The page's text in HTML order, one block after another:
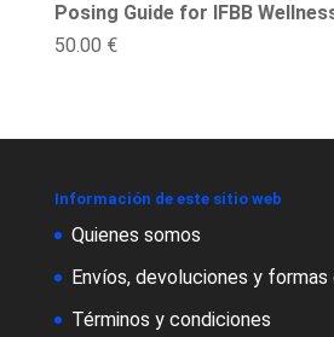
Posing Guide for IFBB
50.00 €
Información de este sitio web
Quienes somos
Envíos, devoluciones y formas
Términos y condiciones